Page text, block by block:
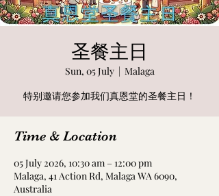
圣餐主日
Sun, 05 July
  |
Malaga
特别邀请您参加我们真恩堂的圣餐主日！
Time & Location
05 July 2026, 10:30 am – 12:00 pm
Malaga, 41 Action Rd, Malaga WA 6090,
Australia